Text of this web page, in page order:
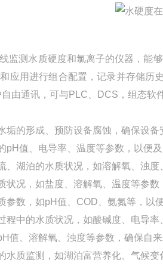
监测水质硬度和氯离子的仪器，能
应用进行组合配置，记录并存储
由通讯，可与PLC、DCS，组态软
的形成、预防设备腐蚀，确保设备
pH值、电导率、温度等参数，以便及
、湖泊的水质状况，如溶解氧、浊度
状况，如盐度、溶解氧、温度等参数
参数，如pH值、COD、氨氮等，以
程中的水质状况，如酸碱度、电导
值、溶解氧、浊度等参数，确保自来
质监测，如湖泊富营养化、气候变